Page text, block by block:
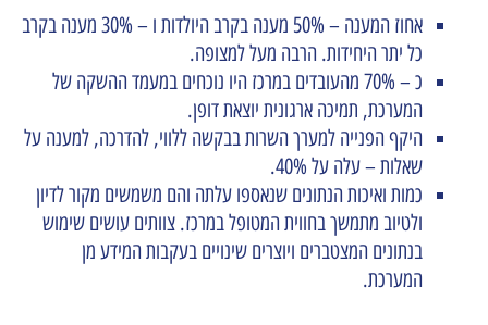
אחוז המענה – 50% מענה בקרב היולדות ו – 30% מענה בקרב
כל יתר היחידות. הרבה מעל למצופה.
כ – 70% מהעובדים במרכז היו נוכחים במעמד ההשקה של
המערכת, תמיכה ארגונית יוצאת דופן.
היקף הפנייה למערך השרות בבקשה ללווי, להדרכה, למענה על
שאלות – עלה על 40%.
כמות ואיכות הנתונים שנאספו עלתה והם משמשים מקור לדיון
ולטיוב מתמשך בחווית המטופל במרכז. צוותים עושים שימוש
בנתונים המצטברים ויוצרים שינויים בעקבות המידע מן
המערכת.